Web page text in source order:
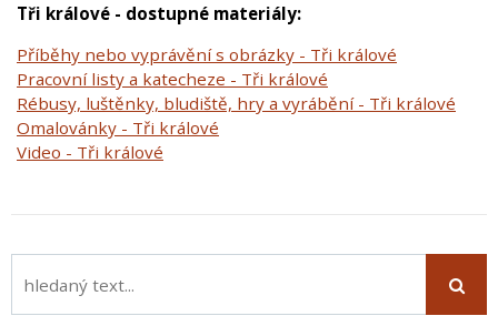
Tři králové - dostupné materiály:
Příběhy nebo vyprávění s obrázky - Tři králové
Pracovní listy a katecheze - Tři králové
Rébusy, luštěnky, bludiště, hry a vyrábění - Tři králové
Omalovánky - Tři králové
Video - Tři králové